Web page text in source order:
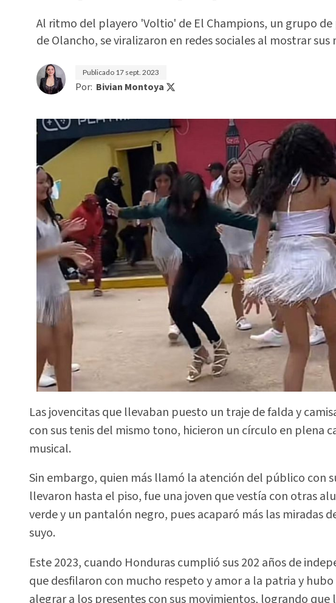
Al ritmo del playero 'Voltio' de El Champions, un grupo
de Olancho, se viralizaron en redes sociales al mostrar sus
Publicado 17 sept. 2023
Por: Bivian Montoya
Las jovencitas que llevaban puesto un traje de falda y
con sus tenis del mismo tono, hicieron un círculo en plena
musical.
Sin embargo, quien más llamó la atención del público con
llevaron hasta el piso, fue una joven que vestía con otras
verde y un pantalón negro, pues acaparó más las miradas
suyo.
Este 2023, cuando Honduras cumplió sus 202 años de
que desfilaron con mucho respeto y amor a la patria y
alegrar a los presentes con sus movimientos, logrando que